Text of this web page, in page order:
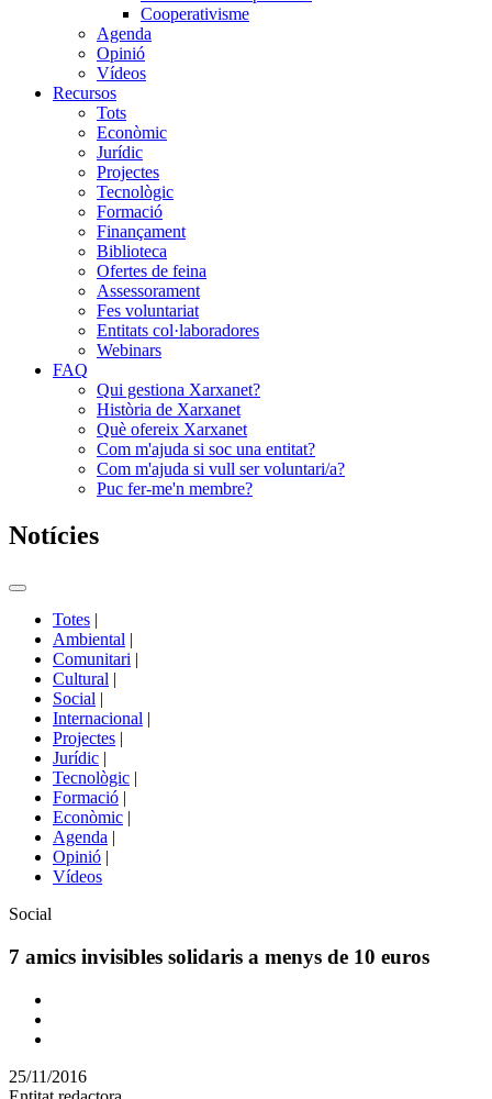
Cooperativisme
Agenda
Opinió
Vídeos
Recursos
Tots
Econòmic
Jurídic
Projectes
Tecnològic
Formació
Finançament
Biblioteca
Ofertes de feina
Assessorament
Fes voluntariat
Entitats col·laboradores
Webinars
FAQ
Qui gestiona Xarxanet?
Història de Xarxanet
Què ofereix Xarxanet
Com m'ajuda si soc una entitat?
Com m'ajuda si vull ser voluntari/a?
Puc fer-me'n membre?
Notícies
Commutador
portals
Totes |
Ambiental |
Comunitari |
Cultural |
Social |
Internacional |
Projectes |
Jurídic |
Tecnològic |
Formació |
Econòmic |
Agenda |
Opinió |
Vídeos
Àmbit
la
Social
7 amics invisibles solidaris a menys de 10 euros
Comparteix
altres
25/11/2016